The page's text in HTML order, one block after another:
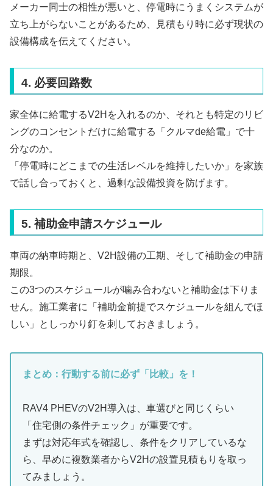
メーカー同士の相性が悪いと、停電時にうまくシステムが
立ち上がらないことがあるため、見積もり時に必ず現状の
設備構成を伝えてください。
4. 必要回路数
家全体に給電するV2Hを入れるのか、それとも特定のリビ
ングのコンセントだけに給電する「クルマde給電」で十
分なのか。
「停電時にどこまでの生活レベルを維持したいか」を家族
で話し合っておくと、過剰な設備投資を防げます。
5. 補助金申請スケジュール
車両の納車時期と、V2H設備の工期、そして補助金の申請
期限。
この3つのスケジュールが噛み合わないと補助金は下りま
せん。施工業者に「補助金前提でスケジュールを組んでほ
しい」としっかり釘を刺しておきましょう。
まとめ：行動する前に必ず「比較」を！
RAV4 PHEVのV2H導入は、車選びと同じくらい
「住宅側の条件チェック」が重要です。
まずは対応年式を確認し、条件をクリアしているな
ら、早めに複数業者からV2Hの設置見積もりを取っ
てみましょう。